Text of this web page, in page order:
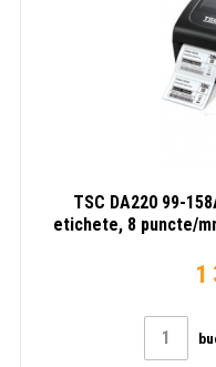
TSC DA220 99-
etichete, 8 puncte/
1